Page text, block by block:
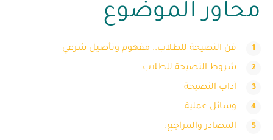
محاور الموضوع
فن النصيحة للطلاب.. مفهوم وتأصيل شرعي
شروط النصيحة للطلاب
آداب النصيحة
وسائل عملية
المصادر والمراجع: